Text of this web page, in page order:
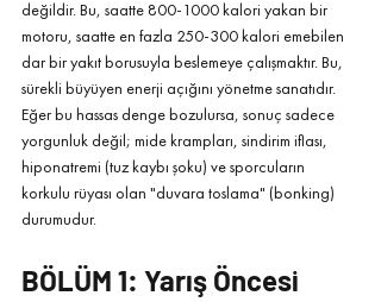
değildir. Bu, saatte 800-1000 kalori yakan bir
motoru, saatte en fazla 250-300 kalori emebilen
dar bir yakıt borusuyla beslemeye çalışmaktır. Bu,
sürekli büyüyen enerji açığını yönetme sanatıdır.
Eğer bu hassas denge bozulursa, sonuç sadece
yorgunluk değil; mide krampları, sindirim iflası,
hiponatremi (tuz kaybı şoku) ve sporcuların
korkulu rüyası olan "duvara toslama" (bonking)
durumudur.
BÖLÜM 1: Yarış Öncesi